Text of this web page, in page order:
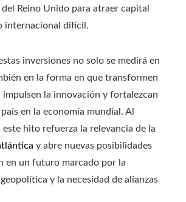
Reino Unido para atraer capital
internacional difícil.
inversiones no solo se medirá en
en la forma en que transformen
impulsen la innovación y fortalezcan
en la economía mundial. Al
hito refuerza la relevancia de la
y abre nuevas posibilidades
en un futuro marcado por la
y la necesidad de alianzas